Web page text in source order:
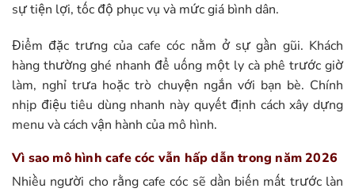
sự tiện lợi, tốc độ phục vụ và mức giá bình dân.
Điểm đặc trưng của cafe cóc nằm ở sự gần gũi. Khách
hàng thường ghé nhanh để uống một ly cà phê trước giờ
làm, nghỉ trưa hoặc trò chuyện ngắn với bạn bè. Chính
nhịp điệu tiêu dùng nhanh này quyết định cách xây dựng
menu và cách vận hành của mô hình.
Vì sao mô hình cafe cóc vẫn hấp dẫn trong năm 2026
Nhiều người cho rằng cafe cóc sẽ dần biến mất trước làn